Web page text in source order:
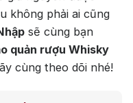
Jack
không phải ai cũng
sẽ cùng bạn
quản rượu Whisky
cùng theo dõi nhé!